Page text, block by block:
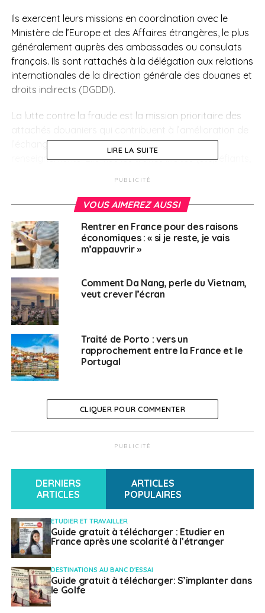
Ils exercent leurs missions en coordination avec le
Ministère de l’Europe et des Affaires étrangères, le plus
généralement auprès des ambassades ou consulats
français. Ils sont rattachés à la délégation aux relations
internationales de la direction générale des douanes et
droits indirects (DGDDI).
La lutte contre la fraude est la mission prioritaire des
l’échange d’informations et du recueil de
renseignements. Elle vise les trafics illicites (stupéfiants,
terrorisme mais aussi la grande fraude économique et
En outre, ils contribuent à la mutualisation et à
l’harmonisation des pratiques douanières au plan
international, notamment par la mise en œuvre de
programmes bilatéraux de coopération douanière des
États dans lesquels ils sont accrédités.
De manière plus ponctuelle, les attachés douaniers ont
une mission d’information et de conseil auprès de
divers acteurs économiques : opérateurs du commerce
international et particuliers.
SUJETS ASSOCIÉS: ATTACHÉ DOUANIER
ÉCONOMIE
FEATURED
FRAUDE
A SUIVRE
Vivre ailleurs, sur RFI : Le «droit au compte» chez
les expatriés français
Le soutien de la CCI auprès des entreprises
françaises en Ukraine
LIRE LA SUITE
PUBLICITÉ
VOUS AIMEREZ AUSSI
Rentrer en France pour des raisons
économiques : « si je reste, je vais
m’appauvrir »
Comment Da Nang, perle du Vietnam,
veut crever l’écran
Traité de Porto : vers un
rapprochement entre la France et le
Portugal
CLIQUER POUR COMMENTER
PUBLICITÉ
DERNIERS
ARTICLES
ARTICLES
POPULAIRES
ETUDIER ET TRAVAILLER
Guide gratuit à télécharger : Etudier en
France après une scolarité à l’étranger
DESTINATIONS AU BANC D'ESSAI
Guide gratuit à télécharger: S’implanter dans
le Golfe